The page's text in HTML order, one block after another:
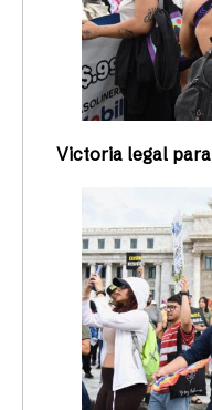
Victoria legal